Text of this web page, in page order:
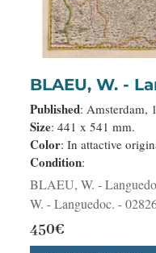
BLAEU, W. -
Published: Amsterdam,
Size: 441 x 541 mm.
Color: In attactive
Condition:
BLAEU, W. -
W. - Languedoc. -
450€